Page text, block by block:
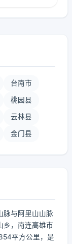
台南市
桃园县
云林县
金门县
脉与阿里山山脉
乡，南连高雄市
平方公里，是